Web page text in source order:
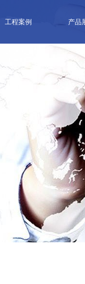
工程案例 产品